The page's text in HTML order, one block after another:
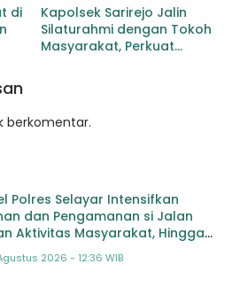
di
Kapolsek Sarirejo Jalin
Silaturahmi dengan Tokoh
Masyarakat, Perkuat
berkomentar.
Polres Selayar Intensifkan
dan Pengamanan si Jalan
Aktivitas Masyarakat, Hingga
2026 - 12:36 WIB